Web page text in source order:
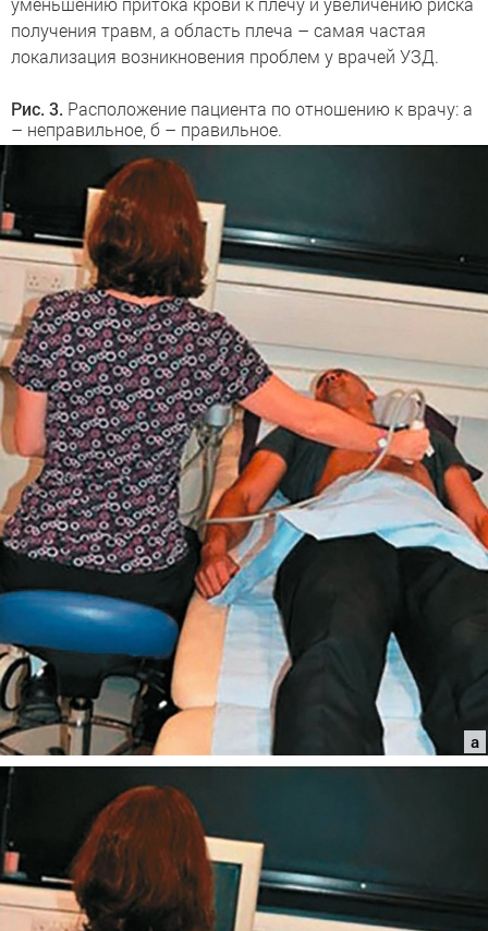
получения травм, а область плеча – самая частая
локализация возникновения проблем у врачей УЗД.
Рис. 3. Расположение пациента по отношению к врачу: а
– неправильное, б – правильное.